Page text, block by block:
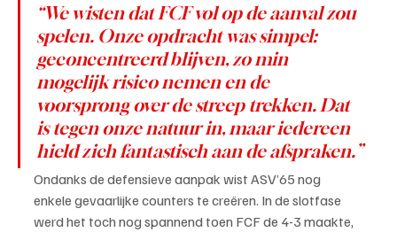
“We wisten dat FCF vol op de aanval zou
spelen. Onze opdracht was simpel:
geconcentreerd blijven, zo min
mogelijk risico nemen en de
voorsprong over de streep trekken. Dat
is tegen onze natuur in, maar iedereen
hield zich fantastisch aan de afspraken.”
Ondanks de defensieve aanpak wist ASV’65 nog
enkele gevaarlijke counters te creëren. In de slotfase
werd het toch nog spannend toen FCF de 4-3 maakte,